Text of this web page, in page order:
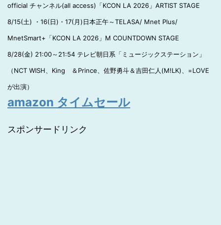
official チャンネル(all access)「KCON LA 2026」ARTIST STAGE
8/15(土) ・16(日)・17(月)日本正午～TELASA/ Mnet Plus/
MnetSmart+「KCON LA 2026」M COUNTDOWN STAGE
8/28(金) 21:00～21:54 テレビ朝日系「ミュージックステーション」
（NCT WISH、King ＆Prince、佐野勇斗＆吉田仁人(M!LK)、=LOVE
が出演）
amazon タイムセール
スポンサードリンク